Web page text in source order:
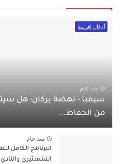
أدغال إفريقيا
منذ عام
سيمبا - نهضة بركان: هل
من الحفاظ...
منذ عام
البرنامج الكامل
المنستيري والنادي